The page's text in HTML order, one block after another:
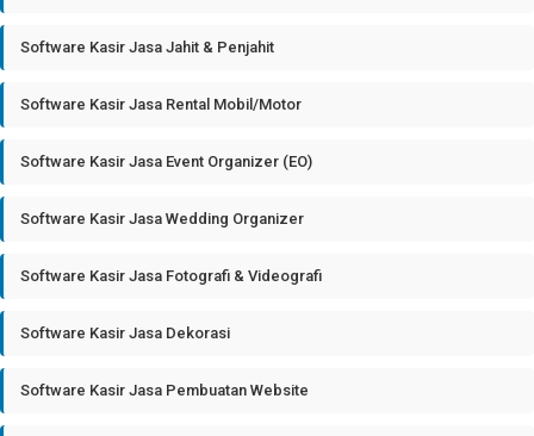
Software Kasir Jasa Jahit & Penjahit
Software Kasir Jasa Rental Mobil/Motor
Software Kasir Jasa Event Organizer (EO)
Software Kasir Jasa Wedding Organizer
Software Kasir Jasa Fotografi & Videografi
Software Kasir Jasa Dekorasi
Software Kasir Jasa Pembuatan Website